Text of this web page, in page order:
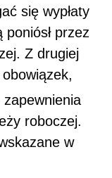
się wypłaty
przez
Z drugiej
roboczej.
w